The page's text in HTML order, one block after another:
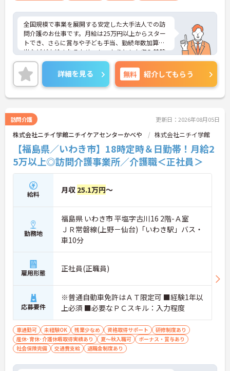
きます。
・残業が月平均10時間と少なく、日勤帯の勤務が中
心であるため、私生活との両立を図りながら働けま
す。
全国規模で事業を展開する安定した大手法人での訪
問介護のお仕事です。月給は25万円以上からスター
トでき、さらに賞与や子ども手当、勤続年数加算手
当などが支給されるため、しっかりとした収入基盤
を築くことができます。月平均の残業時間は10時間
程度と少なく、プライベートの時間を大切にしなが
ら無理なく働ける環境が整っています。就業前後の
キャリアアップ制度が充実していることに加え、最
大85歳までの再雇用制度があるため、長期的な視点
マークを取得するなど、働き方改革にも積極的に取
り組んでおり、多様なライフスタイルに合わせた柔
軟な働き方が実現できる職場です。
★おすすめPOINT★
【手厚い待遇で安定した収入アップが期待できま
す】
・介護福祉士の資格手当や勤続年数加算手当がある
ため、長く働くほど給与に反映される仕組みです
・賞与の支給実績があり、子ども手当や時間帯別加
算手当も充実していることで、安心して生活基盤を
【ライフステージに合わせて長期的に働き続けられ
・残業が月平均10時間程度と少ないため、家庭やプ
ライベートと両立しやすい職場です
・定年が65歳で最大85歳までの再雇用制度が設けら
けます
【大手法人ならではの充実したキャリアサポートが
整っています】
・就業前後のキャリアアップ制度が完備されている
ため、継続的なスキルアップが可能です
・医療や介護を総合的に展開する大手グループの安
できます
詳細を見る 無料 紹介してもらう
訪問介護 更新日：2026年08月05日
株式会社ニチイ学館ニチイケアセンターかべや 株式会社ニチイ学館
【福島県／いわき市】18時定時＆日勤帯！月給2
5万以上◎訪問介護事業所／介護職＜正社員＞
給料 月収 25.1万円～
勤務地
福島県 いわき市 平塩字古川16 2階-Ａ室
ＪＲ常磐線(上野－仙台)「いわき駅」バス・
車10分
雇用形態 正社員(正職員)
応募要件
※普通自動車免許はＡＴ限定可 ■経験1年以
上必須 ■必要なＰＣスキル：入力程度
車通勤可 未経験OK 残業少なめ 資格取得サポート
研修制度あり
産休･育休･介護休暇取得実績あり
夏～秋入職可
ボーナス・賞与あり
社会保険完備
交通費支給 退職金制度あり